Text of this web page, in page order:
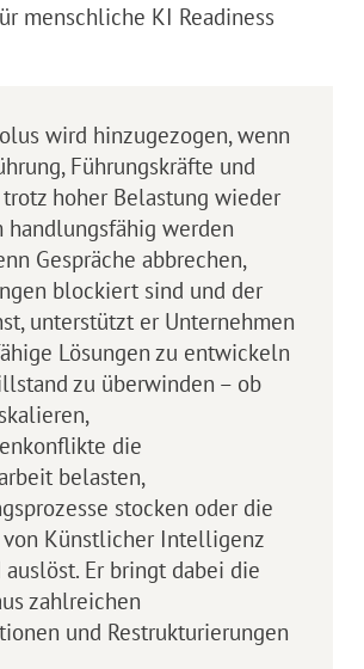
menschliche KI Readiness
wird hinzugezogen, wenn
Führungskräfte und
hoher Belastung wieder
handlungsfähig werden
Gespräche abbrechen,
blockiert sind und der
unterstützt er Unternehmen
Lösungen zu entwickeln
zu überwinden – ob
die
belasten,
stocken oder die
von Künstlicher Intelligenz
Er bringt dabei die
zahl­reichen
und Restrukturierungen